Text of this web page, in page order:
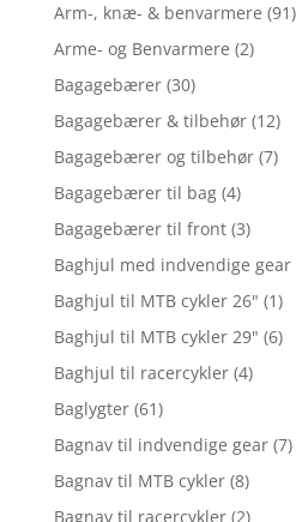
Arm-, knæ- & benvarmere (91)
Arme- og Benvarmere (2)
Bagagebærer (30)
Bagagebærer & tilbehør (12)
Bagagebærer og tilbehør (7)
Bagagebærer til bag (4)
Bagagebærer til front (3)
Baghjul med indvendige
Baghjul til MTB cykler 26" (1)
Baghjul til MTB cykler 29" (6)
Baghjul til racercykler (4)
Baglygter (61)
Bagnav til indvendige gear (7)
Bagnav til MTB cykler (8)
Bagnav til racercykler (2)